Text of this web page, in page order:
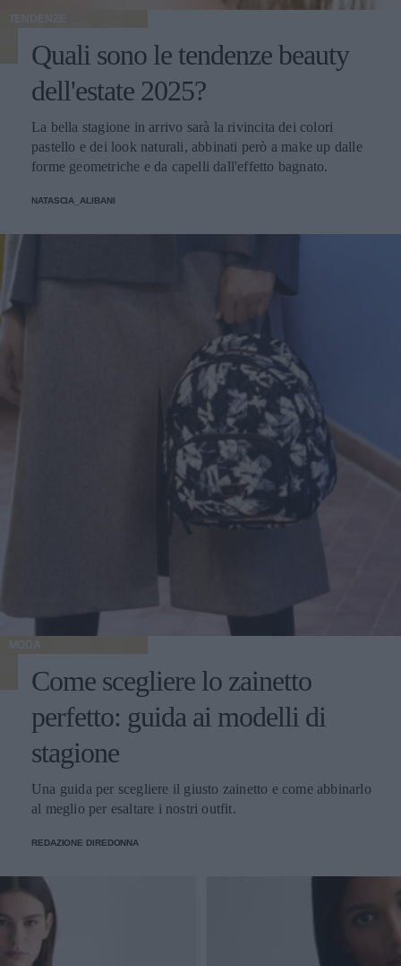
TENDENZE
Quali sono le tendenze beauty
dell'estate 2025?
La bella stagione in arrivo sarà la rivincita dei colori
pastello e dei look naturali, abbinati però a make up dalle
forme geometriche e da capelli dall'effetto bagnato.
NATASCIA_ALIBANI
MODA
Come scegliere lo zainetto
perfetto: guida ai modelli di
stagione
Una guida per scegliere il giusto zainetto e come abbinarlo
al meglio per esaltare i nostri outfit.
REDAZIONE DIREDONNA